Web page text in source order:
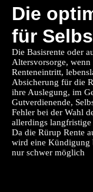
Die
für
Die Basisrente oder
Altersvorsorge,
Renteneintritt,
Absicherung für die
ihre Auslegung, im
Gutverdienende,
Fehler bei der Wahl
allerdings langfristige
Da die Rürup Rente
wird eine Kündigung
nur schwer möglich